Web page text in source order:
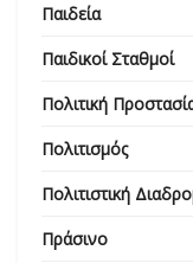
Παιδεία
Παιδικοί Σταθμοί
Πολιτική
Πολιτισμός
Πολιτιστική
Πράσινο